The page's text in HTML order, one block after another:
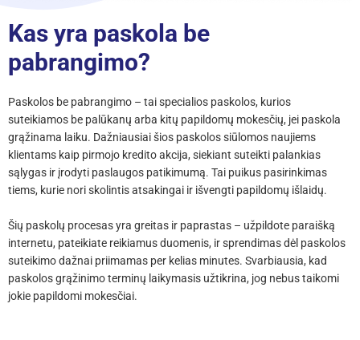
Kas yra paskola be
pabrangimo?
Paskolos be pabrangimo – tai specialios paskolos, kurios
suteikiamos be palūkanų arba kitų papildomų mokesčių, jei paskola
grąžinama laiku. Dažniausiai šios paskolos siūlomos naujiems
klientams kaip pirmojo kredito akcija, siekiant suteikti palankias
sąlygas ir įrodyti paslaugos patikimumą. Tai puikus pasirinkimas
tiems, kurie nori skolintis atsakingai ir išvengti papildomų išlaidų.
Šių paskolų procesas yra greitas ir paprastas – užpildote paraišką
internetu, pateikiate reikiamus duomenis, ir sprendimas dėl paskolos
suteikimo dažnai priimamas per kelias minutes. Svarbiausia, kad
paskolos grąžinimo terminų laikymasis užtikrina, jog nebus taikomi
jokie papildomi mokesčiai.